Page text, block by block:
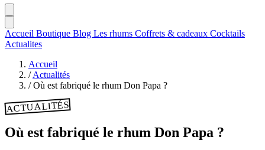
Accueil Boutique Blog Les rhums Coffrets & cadeaux Cocktails
Actualites
Accueil
/ Actualités
/ Où est fabriqué le rhum Don Papa ?
ACTUALITÉS
Où est fabriqué le rhum Don Papa ?